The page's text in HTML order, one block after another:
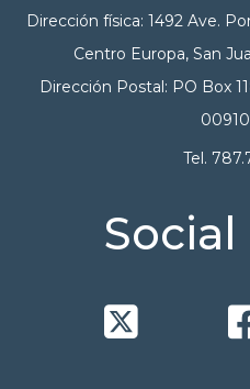
Dirección física: 1492 Ave.
Centro Europa, San
Dirección Postal: PO Box
Tel.
